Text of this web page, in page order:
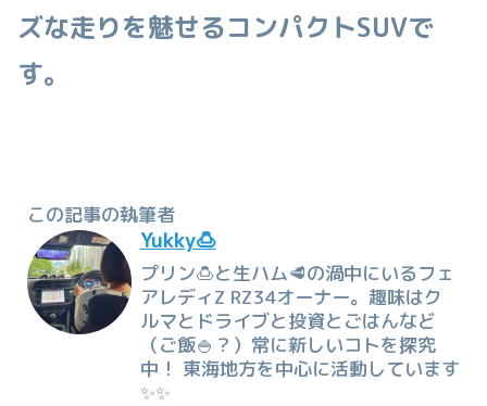
ズな走りを魅せるコンパクトSUVで
す。
この記事の執筆者
Yukky🍮
プリン🍮と生ハム🥩の渦中にいるフェ
アレディZ RZ34オーナー。趣味はク
ルマとドライブと投資とごはんなど
（ご飯🍚？）常に新しいコトを探究
中！ 東海地方を中心に活動しています
✨✨